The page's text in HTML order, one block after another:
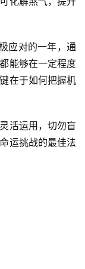
应对的一年，通
能够在一定程度
在于如何把握机
活运用，切勿盲
运挑战的最佳法